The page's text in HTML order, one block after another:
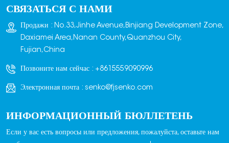
СВЯЗАТЬСЯ С НАМИ
Продажи : No.33,Jinhe Avenue,Binjiang Development Zone,
Daxiamei Area,Nanan County,Quanzhou City,
Fujian,China
Позвоните нам сейчас : +8615559090996
Электронная почта : senko@fjsenko.com
ИНФОРМАЦИОННЫЙ БЮЛЛЕТЕНЬ
Если у вас есть вопросы или предложения, пожалуйста, оставьте нам